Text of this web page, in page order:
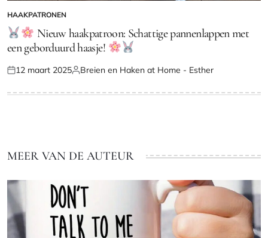
GEPLAATST
IN
HAAKPATRONEN
Nieuw haakpatroon: Schattige pannenlappen met
een geborduurd haasje!
Geplaatst
12 maart 2025Geplaatst
Breien en Haken at Home - Esther
MEER VAN DE AUTEUR